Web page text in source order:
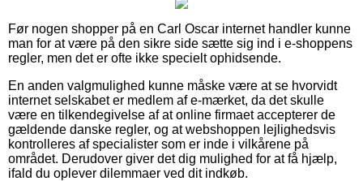
Før nogen shopper på en Carl Oscar internet handler kunne
man for at være på den sikre side sætte sig ind i e-shoppens
regler, men det er ofte ikke specielt ophidsende.
En anden valgmulighed kunne måske være at se hvorvidt
internet selskabet er medlem af e-mærket, da det skulle
være en tilkendegivelse af at online firmaet accepterer de
gældende danske regler, og at webshoppen lejlighedsvis
kontrolleres af specialister som er inde i vilkårene på
området. Derudover giver det dig mulighed for at få hjælp,
ifald du oplever dilemmaer ved dit indkøb.